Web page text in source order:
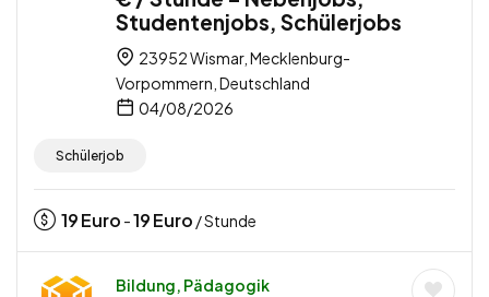
Studentenjobs, Schülerjobs
23952 Wismar, Mecklenburg-
Vorpommern, Deutschland
04/08/2026
Schülerjob
19Euro -19Euro / Stunde
Bildung, Pädagogik